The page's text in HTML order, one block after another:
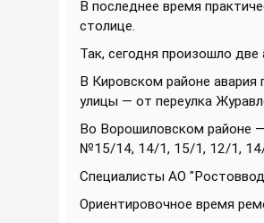
В последнее время
столице.
Так, сегодня произошло
В Кировском районе
улицы — от переулка
Во Ворошиловском районе
№15/14, 14/1, 15/1, 12/1, 14/
Специалисты АО
Ориентировочное время